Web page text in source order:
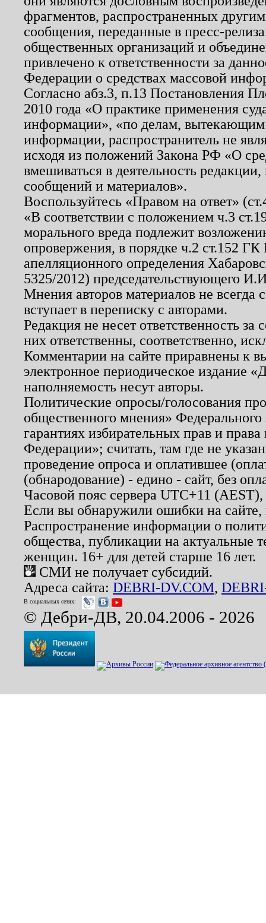
фрагментов, распространенных
сообщения, переданные в пресс-
общественных организаций и
привлечено к ответственности за
Федерации о средствах массовой
Согласно абз.3, п.13 Постановления
2010 года «О практике применения
информации», «по делам, вытекающим
информации, распространитель не
исходя из положений Закона РФ «О
вмешиваться в деятельность
сообщений и материалов».
Воспользуйтесь «Правом на ответ»
«В соответствии с положением ч.3
морального вреда подлежит
опровержения, в порядке ч.2 ст.152
апелляционного определения
5325/2012) председательствующего
Мнения авторов материалов не
вступает в переписку с авторами.
Редакция не несет ответственность
них ответственны, соответственно,
Комментарии на сайте приравнены к
электронное периодическое издание
наполняемость несут авторы.
Политические опросы/голосования
общественного мнения»
гарантиях избирательных прав и
Федерации»; считать, там где не
проведение опроса и оплатившее
(обнародование) - едино - сайт, без
Часовой пояс сервера UTC+11
Если вы обнаружили ошибки на
Распространение информации о
общества, публикации на актуальные
женщин. 16+ для детей старше 16 лет.
СМИ не получает субсидий.
Адреса сайта: DEBRI-DV.COM,
В социальных сетях:
© Дебри-ДВ, 20.04.2006 - 2026